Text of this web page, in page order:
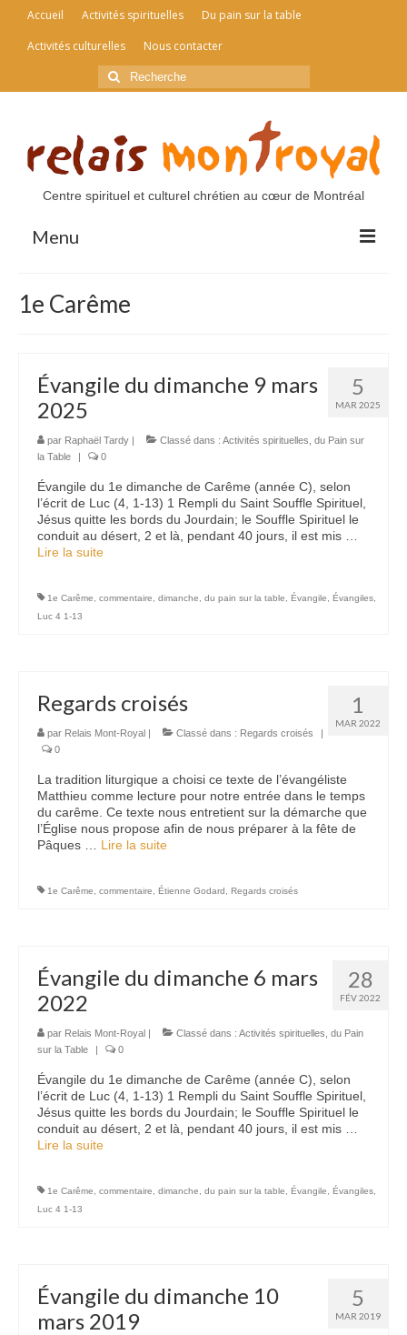
Accueil Activités spirituelles
Du pain sur la table
Activités culturelles
Nous contacter
Rechercher
:
Centre spirituel et culturel chrétien au cœur de Montréal
Menu
Activités culturelles
Nous contacter
1e Carême
5
MAR 2025
Évangile du dimanche 9 mars
2025
par Raphaël Tardy | Classé dans : Activités spirituelles du Pain sur
la Table
| 0
Évangile du 1e dimanche de Carême (année C), selon
l’écrit de Luc (4, 1-13) 1 Rempli du Saint Souffle Spirituel,
Jésus quitte les bords du Jourdain; le Souffle Spirituel le
conduit au désert, 2 et là, pendant 40 jours, il est mis …
Lire la suite­­
1e Carême commentaire dimanche du pain sur la table Évangile Évangiles
Luc 4 1-13
1
MAR 2022
Regards croisés
par Relais Mont-Royal | Classé dans : Regards croisés
|
0
La tradition liturgique a choisi ce texte de l’évangéliste
Matthieu comme lecture pour notre entrée dans le temps
du carême. Ce texte nous entretient sur la démarche que
l’Église nous propose afin de nous préparer à la fête de
Pâques … Lire la suite­­
1e Carême commentaire Étienne Godard Regards croisés
28
FÉV 2022
Évangile du dimanche 6 mars
2022
par Relais Mont-Royal | Classé dans : Activités spirituelles du Pain
sur la Table
| 0
Évangile du 1e dimanche de Carême (année C), selon
l’écrit de Luc (4, 1-13) 1 Rempli du Saint Souffle Spirituel,
Jésus quitte les bords du Jourdain; le Souffle Spirituel le
conduit au désert, 2 et là, pendant 40 jours, il est mis …
Lire la suite­­
1e Carême commentaire dimanche du pain sur la table Évangile Évangiles
Luc 4 1-13
5
MAR 2019
Évangile du dimanche 10
mars 2019